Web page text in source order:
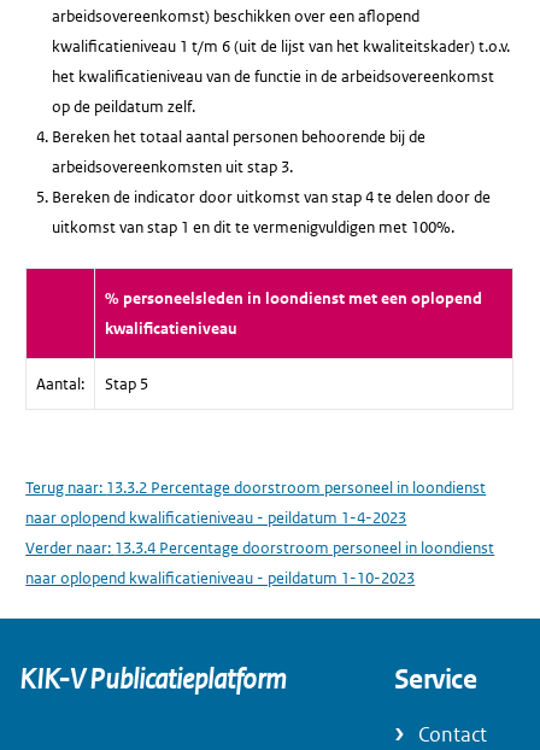
arbeidsovereenkomst) beschikken over een aflopend
kwalificatieniveau 1 t/m 6 (uit de lijst van het kwaliteitskader) t.o.v.
het kwalificatieniveau van de functie in de arbeidsovereenkomst
op de peildatum zelf.
Bereken het totaal aantal personen behoorende bij de
arbeidsovereenkomsten uit stap 3.
Bereken de indicator door uitkomst van stap 4 te delen door de
uitkomst van stap 1 en dit te vermenigvuldigen met 100%.
% personeelsleden in loondienst met een oplopend
kwalificatieniveau
Aantal: Stap 5
Terug naar: 13.3.2 Percentage doorstroom personeel in loondienst
naar oplopend kwalificatieniveau - peildatum 1-4-2023
Verder naar: 13.3.4 Percentage doorstroom personeel in loondienst
naar oplopend kwalificatieniveau - peildatum 1-10-2023
KIK-V Publicatieplatform Service
Contact